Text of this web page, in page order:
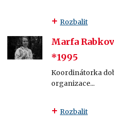
Rozbalit
Marfa
*1995
Koordinátorka
organizace...
Rozbalit